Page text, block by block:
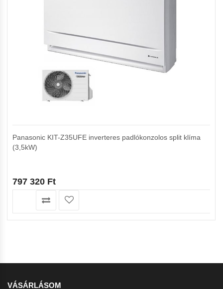
Panasonic KIT-Z35UFE inverteres padlókonzolos split klíma
(3,5kW)
797 320 Ft
VÁSÁRLÁSOM